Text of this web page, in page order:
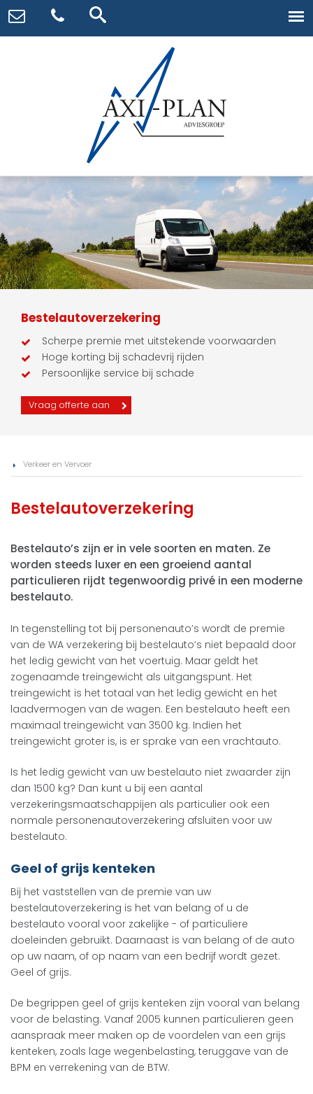
Bestelautoverzekering
Scherpe premie met uitstekende voorwaarden
Hoge korting bij schadevrij rijden
Persoonlijke service bij schade
Vraag offerte aan
Verkeer en Vervoer
Bestelautoverzekering
Bestelauto’s zijn er in vele soorten en maten. Ze
worden steeds luxer en een groeiend aantal
particulieren rijdt tegenwoordig privé in een moderne
bestelauto.
In tegenstelling tot bij personenauto’s wordt de premie
van de WA verzekering bij bestelauto’s niet bepaald door
het ledig gewicht van het voertuig. Maar geldt het
zogenaamde treingewicht als uitgangspunt. Het
treingewicht is het totaal van het ledig gewicht en het
laadvermogen van de wagen. Een bestelauto heeft een
maximaal treingewicht van 3500 kg. Indien het
treingewicht groter is, is er sprake van een vrachtauto.
Is het ledig gewicht van uw bestelauto niet zwaarder zijn
dan 1500 kg? Dan kunt u bij een aantal
verzekeringsmaatschappijen als particulier ook een
normale personenautoverzekering afsluiten voor uw
bestelauto.
Geel of grijs kenteken
Bij het vaststellen van de premie van uw
bestelautoverzekering is het van belang of u de
bestelauto vooral voor zakelijke - of particuliere
doeleinden gebruikt. Daarnaast is van belang of de auto
op uw naam, of op naam van een bedrijf wordt gezet.
Geel of grijs.
De begrippen geel of grijs kenteken zijn vooral van belang
voor de belasting. Vanaf 2005 kunnen particulieren geen
aanspraak meer maken op de voordelen van een grijs
kenteken, zoals lage wegenbelasting, teruggave van de
BPM en verrekening van de BTW.